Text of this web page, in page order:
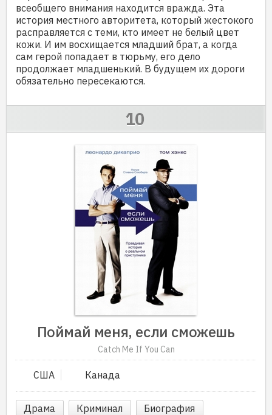
всеобщего внимания находится вражда. Эта
история местного авторитета, который жестокого
расправляется с теми, кто имеет не белый цвет
кожи. И им восхищается младший брат, а когда
сам герой попадает в тюрьму, его дело
продолжает младшенький. В будущем их дороги
обязательно пересекаются.
Поймай меня, если сможешь
Catch Me If You Can
США Канада
Драма Криминал Биография